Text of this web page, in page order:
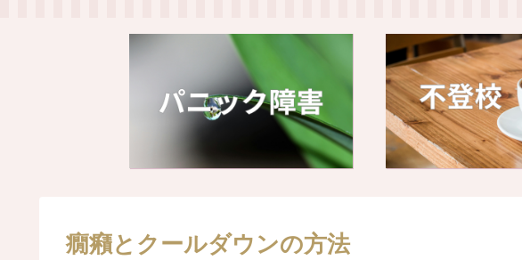
癇癪とクールダウンの方法